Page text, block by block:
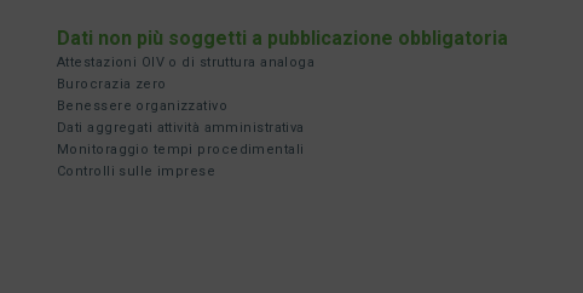
Dati non più soggetti a pubblicazione obbligatoria
Attestazioni OIV o di struttura analoga
Burocrazia zero
Benessere organizzativo
Dati aggregati attività amministrativa
Monitoraggio tempi procedimentali
Controlli sulle imprese